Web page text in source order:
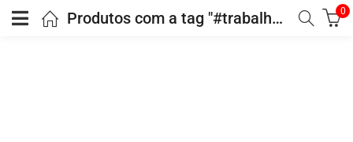
Produtos com a tag "#trabalhos" 0